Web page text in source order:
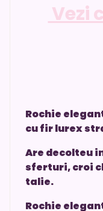
Vezi
Rochie
cu fir lurex
Are decolteu
sferturi, croi
talie.
Rochie